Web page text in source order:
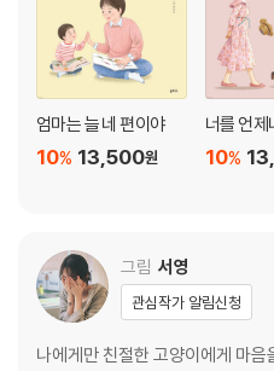
엄마는 늘 네 편이야
13,500원
10%
너를 언제
10%
그림 서영
관심작가 알림신청
나에게만 친절한 고양이에게 마